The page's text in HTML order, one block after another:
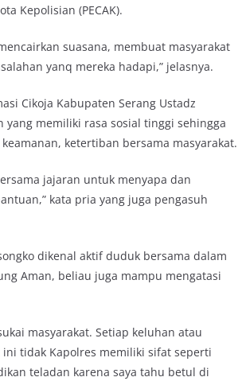
Kepolisian (PECAK).
suasana, membuat masyarakat
yanq mereka hadapi,” jelasnya.
Cikoja Kabupaten Serang Ustadz
yang memiliki rasa sosial tinggi sehingga
ketertiban bersama masyarakat.
jajaran untuk menyapa dan
kata pria yang juga pengasuh
dikenal aktif duduk bersama dalam
Aman, beliau juga mampu mengatasi
masyarakat. Setiap keluhan atau
tidak Kapolres memiliki sifat seperti
teladan karena saya tahu betul di